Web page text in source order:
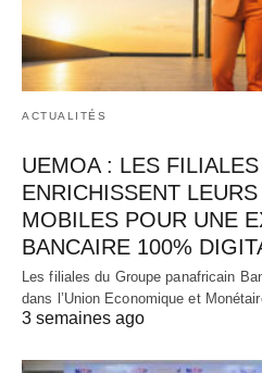
ACTUALITÉS
UEMOA : LES
ENRICHISSENT
MOBILES POUR UNE
BANCAIRE 100%
Les filiales du Groupe panafricain
dans l’Union Economique et
3 semaines ago